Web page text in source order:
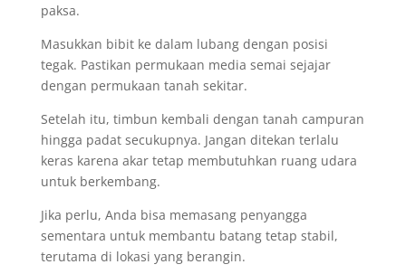
paksa.
Masukkan bibit ke dalam lubang dengan posisi
tegak. Pastikan permukaan media semai sejajar
dengan permukaan tanah sekitar.
Setelah itu, timbun kembali dengan tanah campuran
hingga padat secukupnya. Jangan ditekan terlalu
keras karena akar tetap membutuhkan ruang udara
untuk berkembang.
Jika perlu, Anda bisa memasang penyangga
sementara untuk membantu batang tetap stabil,
terutama di lokasi yang berangin.